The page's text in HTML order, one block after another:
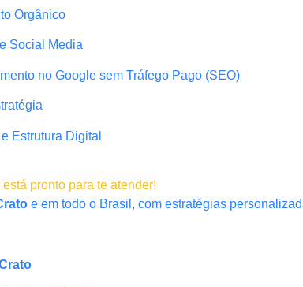
Orgânico
Social Media
no Google sem Tráfego Pago (SEO)
Estrutura Digital
pronto para te atender!
e em todo o Brasil, com estratégias